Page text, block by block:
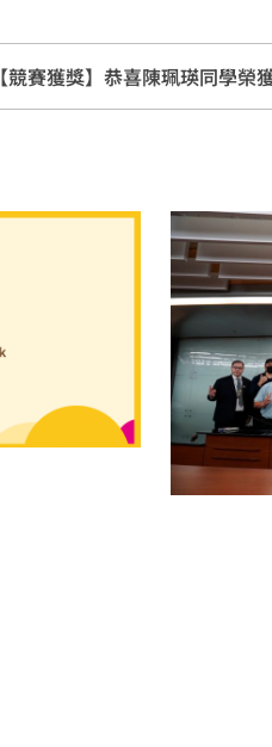
【競賽獲獎】恭喜陳珮瑛同學